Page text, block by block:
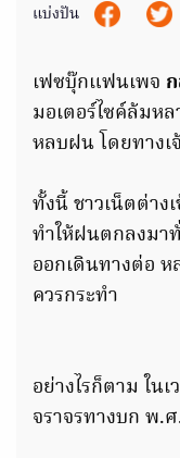
แบ่งปัน
เฟซบุ๊กแฟนเพจ
มอเตอร์ไซค์ล้มห
หลบฝน โดยทางเ
ทั้งนี้ ชาวเน็ตต่าง
ทำให้ฝนตกลงมา
ออกเดินทางต่อ ห
ควรกระทำ
อย่างไรก็ตาม ใ
จราจรทางบก พ.